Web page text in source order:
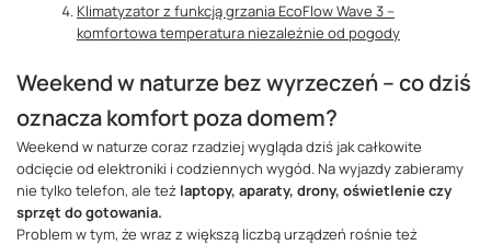
Klimatyzator z funkcją grzania EcoFlow Wave 3 –
komfortowa temperatura niezależnie od pogody
Weekend w naturze bez wyrzeczeń – co dziś
oznacza komfort poza domem?
Weekend w naturze coraz rzadziej wygląda dziś jak całkowite
odcięcie od elektroniki i codziennych wygód. Na wyjazdy zabieramy
nie tylko telefon, ale też laptopy, aparaty, drony, oświetlenie czy
sprzęt do gotowania.
Problem w tym, że wraz z większą liczbą urządzeń rośnie też